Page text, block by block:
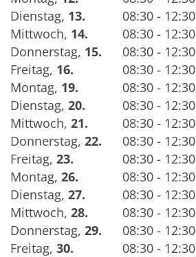
Dienstag, 13.
08:30 - 12:30
Mittwoch, 14.
08:30 - 12:30
Donnerstag, 15.
08:30 - 12:30
Freitag, 16.
08:30 - 12:30
Montag, 19.
08:30 - 12:30
Dienstag, 20.
08:30 - 12:30
Mittwoch, 21.
08:30 - 12:30
Donnerstag, 22.
08:30 - 12:30
Freitag, 23.
08:30 - 12:30
Montag, 26.
08:30 - 12:30
Dienstag, 27.
08:30 - 12:30
Mittwoch, 28.
08:30 - 12:30
Donnerstag, 29.
08:30 - 12:30
Freitag, 30.
08:30 - 12:30